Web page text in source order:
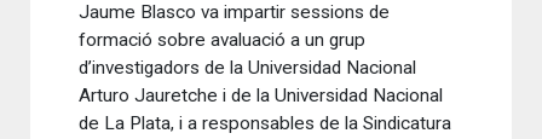
Jaume Blasco va impartir sessions de
formació sobre avaluació a un grup
d’investigadors de la Universidad Nacional
Arturo Jauretche i de la Universidad Nacional
de La Plata, i a responsables de la Sindicatura